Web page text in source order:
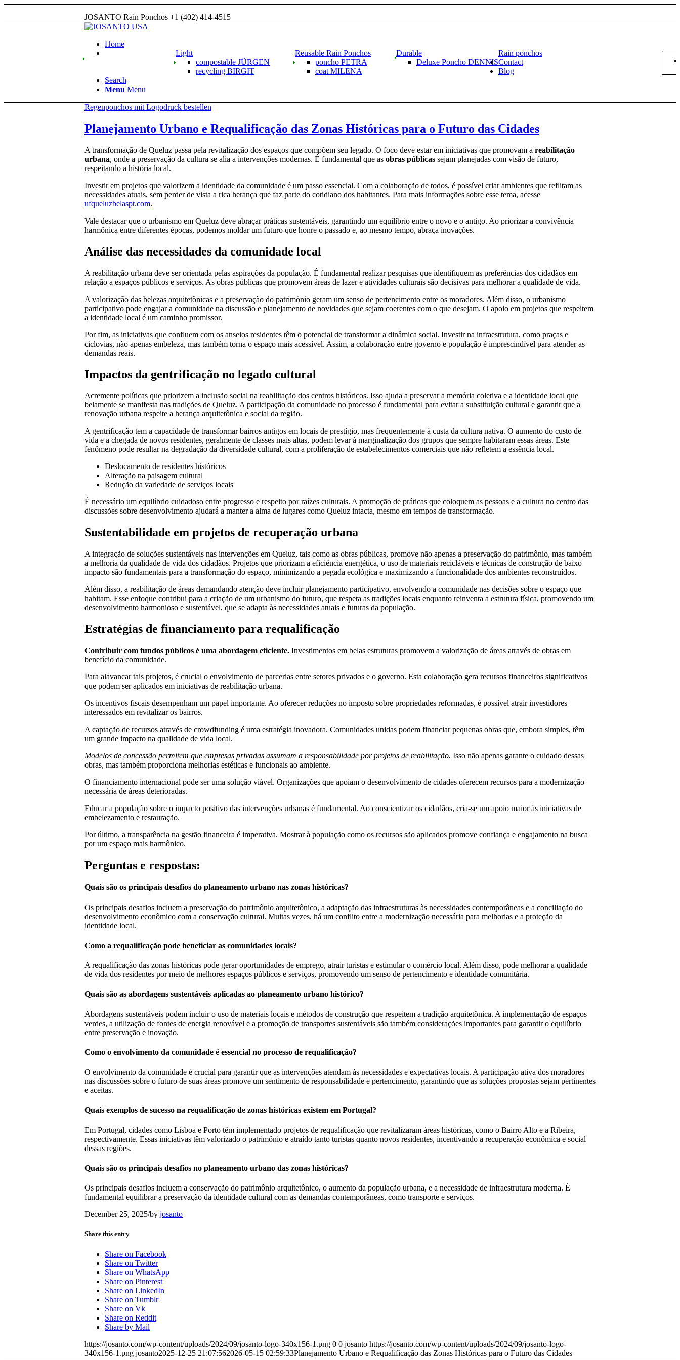
JOSANTO Rain Ponchos +1 (402) 414-4515
Home
Rain ponchos
Light
compostable JÜRGEN
recycling BIRGIT
Reusable Rain Ponchos
poncho PETRA
coat MILENA
Durable
Deluxe Poncho DENNISContact
Blog
Search
Menu Menu
Regenponchos mit Logodruck bestellen
Planejamento Urbano e Requalificação das Zonas Históricas para o Futuro das Cidades
A transformação de Queluz passa pela revitalização dos espaços que compõem seu legado. O foco deve estar em iniciativas que promovam a reabilitação
urbana, onde a preservação da cultura se alia a intervenções modernas. É fundamental que as obras públicas sejam planejadas com visão de futuro,
respeitando a história local.
Investir em projetos que valorizem a identidade da comunidade é um passo essencial. Com a colaboração de todos, é possível criar ambientes que reflitam as
necessidades atuais, sem perder de vista a rica herança que faz parte do cotidiano dos habitantes. Para mais informações sobre esse tema, acesse
ufqueluzbelaspt.com.
Vale destacar que o urbanismo em Queluz deve abraçar práticas sustentáveis, garantindo um equilíbrio entre o novo e o antigo. Ao priorizar a convivência
harmônica entre diferentes épocas, podemos moldar um futuro que honre o passado e, ao mesmo tempo, abraça inovações.
Análise das necessidades da comunidade local
A reabilitação urbana deve ser orientada pelas aspirações da população. É fundamental realizar pesquisas que identifiquem as preferências dos cidadãos em
relação a espaços públicos e serviços. As obras públicas que promovem áreas de lazer e atividades culturais são decisivas para melhorar a qualidade de vida.
A valorização das belezas arquitetônicas e a preservação do patrimônio geram um senso de pertencimento entre os moradores. Além disso, o urbanismo
participativo pode engajar a comunidade na discussão e planejamento de novidades que sejam coerentes com o que desejam. O apoio em projetos que respeitem
a identidade local é um caminho promissor.
Por fim, as iniciativas que confluem com os anseios residentes têm o potencial de transformar a dinâmica social. Investir na infraestrutura, como praças e
ciclovias, não apenas embeleza, mas também torna o espaço mais acessível. Assim, a colaboração entre governo e população é imprescindível para atender as
demandas reais.
Impactos da gentrificação no legado cultural
Acremente políticas que priorizem a inclusão social na reabilitação dos centros históricos. Isso ajuda a preservar a memória coletiva e a identidade local que
belamente se manifesta nas tradições de Queluz. A participação da comunidade no processo é fundamental para evitar a substituição cultural e garantir que a
renovação urbana respeite a herança arquitetônica e social da região.
A gentrificação tem a capacidade de transformar bairros antigos em locais de prestígio, mas frequentemente à custa da cultura nativa. O aumento do custo de
vida e a chegada de novos residentes, geralmente de classes mais altas, podem levar à marginalização dos grupos que sempre habitaram essas áreas. Este
fenômeno pode resultar na degradação da diversidade cultural, com a proliferação de estabelecimentos comerciais que não refletem a essência local.
Deslocamento de residentes históricos
Alteração na paisagem cultural
Redução da variedade de serviços locais
É necessário um equilíbrio cuidadoso entre progresso e respeito por raízes culturais. A promoção de práticas que coloquem as pessoas e a cultura no centro das
discussões sobre desenvolvimento ajudará a manter a alma de lugares como Queluz intacta, mesmo em tempos de transformação.
Sustentabilidade em projetos de recuperação urbana
A integração de soluções sustentáveis nas intervenções em Queluz, tais como as obras públicas, promove não apenas a preservação do patrimônio, mas também
a melhoria da qualidade de vida dos cidadãos. Projetos que priorizam a eficiência energética, o uso de materiais recicláveis e técnicas de construção de baixo
impacto são fundamentais para a transformação do espaço, minimizando a pegada ecológica e maximizando a funcionalidade dos ambientes reconstruídos.
Além disso, a reabilitação de áreas demandando atenção deve incluir planejamento participativo, envolvendo a comunidade nas decisões sobre o espaço que
habitam. Esse enfoque contribui para a criação de um urbanismo do futuro, que respeta as tradições locais enquanto reinventa a estrutura física, promovendo um
desenvolvimento harmonioso e sustentável, que se adapta às necessidades atuais e futuras da população.
Estratégias de financiamento para requalificação
Contribuir com fundos públicos é uma abordagem eficiente. Investimentos em belas estruturas promovem a valorização de áreas através de obras em
benefício da comunidade.
Para alavancar tais projetos, é crucial o envolvimento de parcerias entre setores privados e o governo. Esta colaboração gera recursos financeiros significativos
que podem ser aplicados em iniciativas de reabilitação urbana.
Os incentivos fiscais desempenham um papel importante. Ao oferecer reduções no imposto sobre propriedades reformadas, é possível atrair investidores
interessados em revitalizar os bairros.
A captação de recursos através de crowdfunding é uma estratégia inovadora. Comunidades unidas podem financiar pequenas obras que, embora simples, têm
um grande impacto na qualidade de vida local.
Modelos de concessão permitem que empresas privadas assumam a responsabilidade por projetos de reabilitação. Isso não apenas garante o cuidado dessas
obras, mas também proporciona melhorias estéticas e funcionais ao ambiente.
O financiamento internacional pode ser uma solução viável. Organizações que apoiam o desenvolvimento de cidades oferecem recursos para a modernização
necessária de áreas deterioradas.
Educar a população sobre o impacto positivo das intervenções urbanas é fundamental. Ao conscientizar os cidadãos, cria-se um apoio maior às iniciativas de
embelezamento e restauração.
Por último, a transparência na gestão financeira é imperativa. Mostrar à população como os recursos são aplicados promove confiança e engajamento na busca
por um espaço mais harmônico.
Perguntas e respostas:
Quais são os principais desafios do planeamento urbano nas zonas históricas?
Os principais desafios incluem a preservação do patrimônio arquitetônico, a adaptação das infraestruturas às necessidades contemporâneas e a conciliação do
desenvolvimento econômico com a conservação cultural. Muitas vezes, há um conflito entre a modernização necessária para melhorias e a proteção da
identidade local.
Como a requalificação pode beneficiar as comunidades locais?
A requalificação das zonas históricas pode gerar oportunidades de emprego, atrair turistas e estimular o comércio local. Além disso, pode melhorar a qualidade
de vida dos residentes por meio de melhores espaços públicos e serviços, promovendo um senso de pertencimento e identidade comunitária.
Quais são as abordagens sustentáveis aplicadas ao planeamento urbano histórico?
Abordagens sustentáveis podem incluir o uso de materiais locais e métodos de construção que respeitem a tradição arquitetônica. A implementação de espaços
verdes, a utilização de fontes de energia renovável e a promoção de transportes sustentáveis são também considerações importantes para garantir o equilíbrio
entre preservação e inovação.
Como o envolvimento da comunidade é essencial no processo de requalificação?
O envolvimento da comunidade é crucial para garantir que as intervenções atendam às necessidades e expectativas locais. A participação ativa dos moradores
nas discussões sobre o futuro de suas áreas promove um sentimento de responsabilidade e pertencimento, garantindo que as soluções propostas sejam pertinentes
e aceitas.
Quais exemplos de sucesso na requalificação de zonas históricas existem em Portugal?
Em Portugal, cidades como Lisboa e Porto têm implementado projetos de requalificação que revitalizaram áreas históricas, como o Bairro Alto e a Ribeira,
respectivamente. Essas iniciativas têm valorizado o patrimônio e atraído tanto turistas quanto novos residentes, incentivando a recuperação econômica e social
dessas regiões.
Quais são os principais desafios no planeamento urbano das zonas históricas?
Os principais desafios incluem a conservação do patrimônio arquitetônico, o aumento da população urbana, e a necessidade de infraestrutura moderna. É
fundamental equilibrar a preservação da identidade cultural com as demandas contemporâneas, como transporte e serviços.
December 25, 2025/by josanto
Share this entry
Share on Facebook
Share on Twitter
Share on WhatsApp
Share on Pinterest
Share on LinkedIn
Share on Tumblr
Share on Vk
Share on Reddit
Share by Mail
https://josanto.com/wp-content/uploads/2024/09/josanto-logo-340x156-1.png 0 0 josanto https://josanto.com/wp-content/uploads/2024/09/josanto-logo-
340x156-1.png josanto2025-12-25 21:07:562026-05-15 02:59:33Planejamento Urbano e Requalificação das Zonas Históricas para o Futuro das Cidades